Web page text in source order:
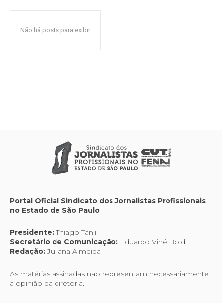
Não há posts para exibir
Portal Oficial Sindicato dos Jornalistas Profissionais
no Estado de São Paulo
Presidente:Thiago Tanji
Secretário de Comunicação: Eduardo Viné Boldt
Redação:Juliana Almeida
As matérias assinadas não representam necessariamente
a opinião da diretoria.